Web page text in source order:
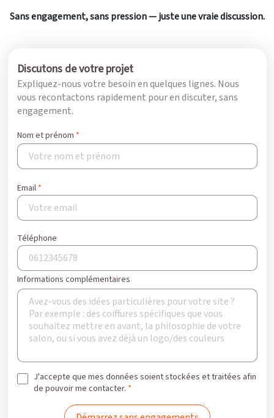
Sans engagement, sans pression — juste une vraie discussion.
Discutons de votre projet
Expliquez-nous votre besoin en quelques lignes. Nous
vous recontactons rapidement pour en discuter, sans
engagement.
Nom et prénom
Email
Téléphone
Informations complémentaires
J'accepte que mes données soient stockées et traitées afin
de pouvoir me contacter.